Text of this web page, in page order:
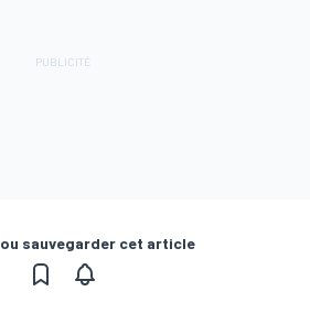
sauvegarder cet article